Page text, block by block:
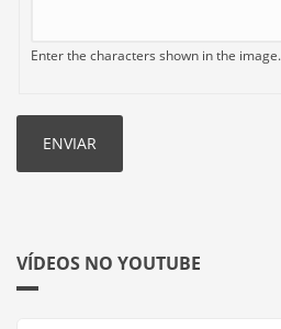
Enter the characters shown in the image.
VÍDEOS NO YOUTUBE